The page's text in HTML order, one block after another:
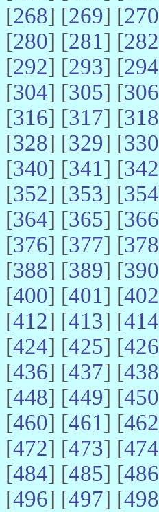
[268] [269] [270
[280] [281] [282
[292] [293] [294
[304] [305] [306
[316] [317] [318
[328] [329] [330
[340] [341] [342
[352] [353] [354
[364] [365] [366
[376] [377] [378
[388] [389] [390
[400] [401] [402
[412] [413] [414
[424] [425] [426
[436] [437] [438
[448] [449] [450
[460] [461] [462
[472] [473] [474
[484] [485] [486
[496] [497] [498